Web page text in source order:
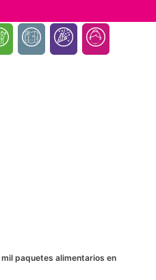
paquetes alimentarios en